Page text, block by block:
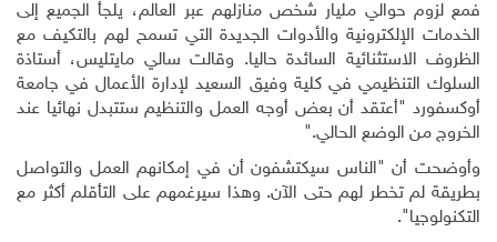
فمع لزوم حوالي مليار شخص منازلهم عبر العالم، يلجأ الجميع إلى
الخدمات الإلكترونية والأدوات الجديدة التي تسمح لهم بالتكيف مع
الظروف الاستثنائية السائدة حاليا. وقالت سالي مايتليس، أستاذة
السلوك التنظيمي في كلية وفيق السعيد لإدارة الأعمال في جامعة
أوكسفورد "أعتقد أن بعض أوجه العمل والتنظيم ستتبدل نهائيا عند
الخروج من الوضع الحالي".
وأوضحت أن "الناس سيكتشفون أن في إمكانهم العمل والتواصل
بطريقة لم تخطر لهم حتى الآن. وهذا سيرغمهم على التأقلم أكثر مع
التكنولوجيا".